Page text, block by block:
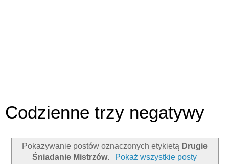
Codzienne trzy negatywy
Pokazywanie postów oznaczonych etykietą Drugie
Śniadanie Mistrzów. Pokaż wszystkie posty